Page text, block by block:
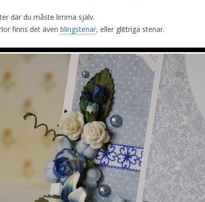
där du måste limma själv.
finns det även blingstenar, eller glittriga stenar.